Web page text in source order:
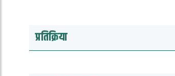
प्रतिक्रिया